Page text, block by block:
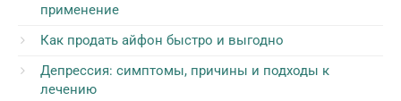
применение
Как продать айфон быстро и выгодно
Депрессия: симптомы, причины и подходы к
лечению